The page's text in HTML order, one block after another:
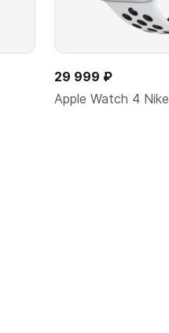
29 999 ₽
Apple Watch 4 Nike